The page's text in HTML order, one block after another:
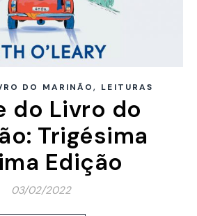
DO MARINÃO, LEITURAS
do Livro do
Trigésima
Edição
03/02/2022